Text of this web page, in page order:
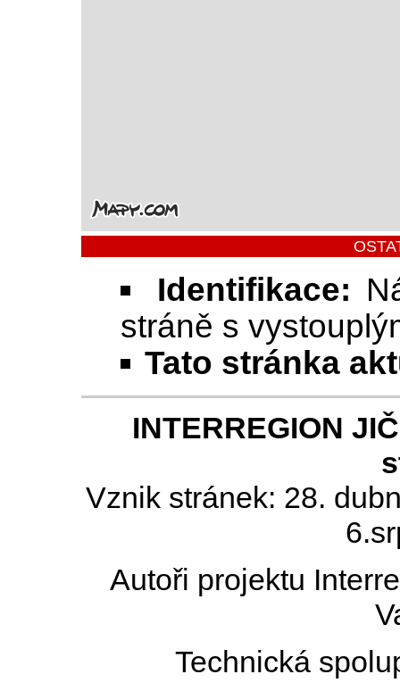
Identifikace:
stráně s
Tato stránka
INTERREGION
Vznik stránek: 28.
Autoři projektu
Technická